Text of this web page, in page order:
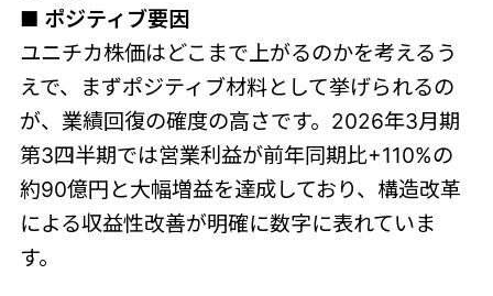
■ ポジティブ要因
ユニチカ株価はどこまで上がるのかを考えるう
えで、まずポジティブ材料として挙げられるの
が、業績回復の確度の高さです。2026年3月期
第3四半期では営業利益が前年同期比+110%の
約90億円と大幅増益を達成しており、構造改革
による収益性改善が明確に数字に表れていま
す。